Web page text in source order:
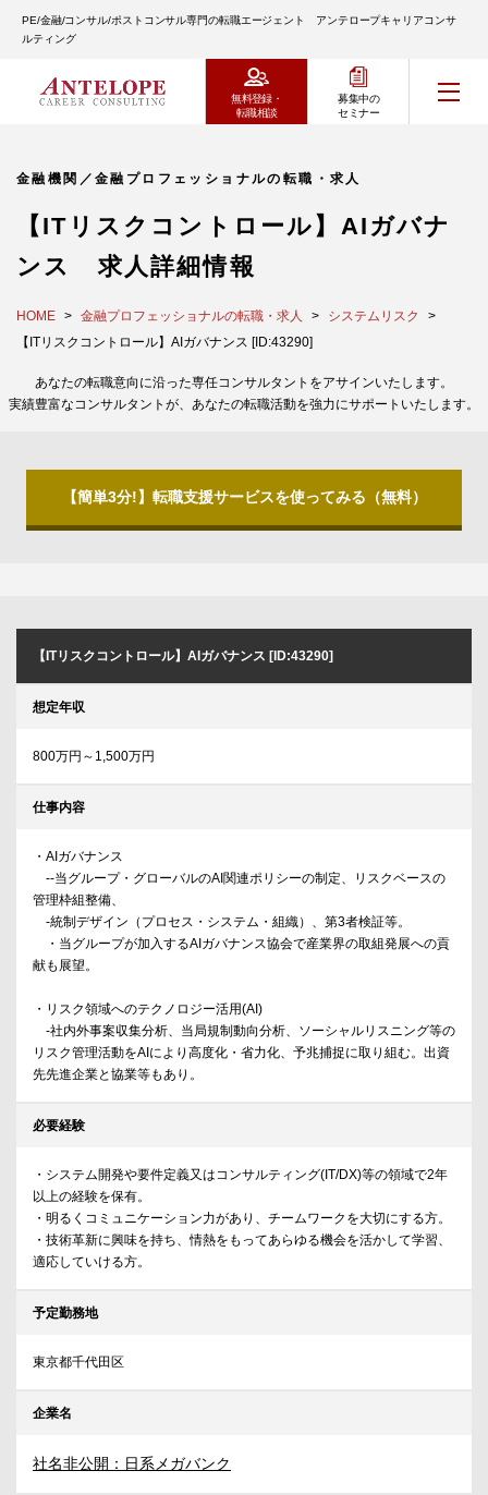
PE/金融/コンサル/ポストコンサル専門の転職エージェント アンテロープキャリアコンサ
ルティング
無料登録・
転職相談
募集中の
セミナー
金融機関／金融プロフェッショナルの転職・求人
【ITリスクコントロール】AIガバナ
ンス 求人詳細情報
HOME 金融プロフェッショナルの転職・求人
システムリスク
【ITリスクコントロール】AIガバナンス [ID:43290]
あなたの転職意向に沿った専任コンサルタントをアサインいたします。
実績豊富なコンサルタントが、あなたの転職活動を強力にサポートいたします。
【簡単3分!】転職支援サービスを使ってみる（無料）
【ITリスクコントロール】AIガバナンス [ID:43290]
想定年収
800万円～1,500万円
仕事内容
・AIガバナンス
--当グループ・グローバルのAI関連ポリシーの制定、リスクベースの
管理枠組整備、
-統制デザイン（プロセス・システム・組織）、第3者検証等。
・当グループが加入するAIガバナンス協会で産業界の取組発展への貢
献も展望。
・リスク領域へのテクノロジー活用(AI)
-社内外事案収集分析、当局規制動向分析、ソーシャルリスニング等の
リスク管理活動をAIにより高度化・省力化、予兆捕捉に取り組む。出資
先先進企業と協業等もあり。
必要経験
・システム開発や要件定義又はコンサルティング(IT/DX)等の領域で2年
以上の経験を保有。
・明るくコミュニケーション力があり、チームワークを大切にする方。
・技術革新に興味を持ち、情熱をもってあらゆる機会を活かして学習、
適応していける方。
予定勤務地
東京都千代田区
企業名
社名非公開：日系メガバンク